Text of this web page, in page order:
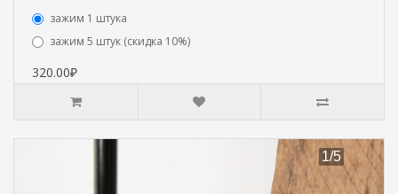
зажим 1 штука
зажим 5 штук (скидка 10%)
320.00₽